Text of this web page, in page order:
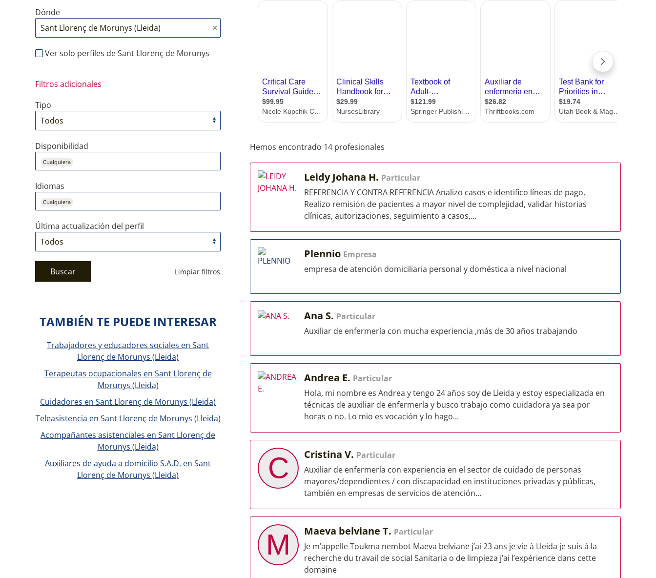
Dónde
Ver solo perfiles de Sant Llorenç de Morunys
Filtros adicionales
Tipo
Disponibilidad
Cualquiera
Idiomas
Cualquiera
Última actualización del perfil
Buscar Limpiar filtros
Hemos encontrado 14 profesionales
Leidy Johana H. Particular
REFERENCIA Y CONTRA REFERENCIA Analizo casos e identifico líneas de pago,
Realizo remisión de pacientes a mayor nivel de complejidad, validar historias
clínicas, autorizaciones, seguimiento a casos,...
Plennio Empresa
empresa de atención domiciliaria personal y doméstica a nivel nacional
Ana S. Particular
Auxiliar de enfermería con mucha experiencia ,más de 30 años trabajando
Andrea E. Particular
Hola, mi nombre es Andrea y tengo 24 años soy de Lleida y estoy especializada en
técnicas de auxiliar de enfermería y busco trabajo como cuidadora ya sea por
horas o no. Lo mio es vocación y lo hago...
C Cristina V. Particular
Auxiliar de enfermería con experiencia en el sector de cuidado de personas
mayores/dependientes / con discapacidad en instituciones privadas y públicas,
también en empresas de servicios de atención...
M Maeva belviane T. Particular
Je m’appelle Toukma nembot Maeva belviane j’ai 23 ans je vie à Lleida je suis à la
recherche du travail de social Sanitaria o de limpieza j’ai l’expérience dans cette
domaine
TAMBIÉN TE PUEDE INTERESAR
Trabajadores y educadores sociales en Sant
Llorenç de Morunys (Lleida)
Terapeutas ocupacionales en Sant Llorenç de
Morunys (Lleida)
Cuidadores en Sant Llorenç de Morunys (Lleida)
Teleasistencia en Sant Llorenç de Morunys (Lleida)
Acompañantes asistenciales en Sant Llorenç de
Morunys (Lleida)
Auxiliares de ayuda a domicilio S.A.D. en Sant
Llorenç de Morunys (Lleida)